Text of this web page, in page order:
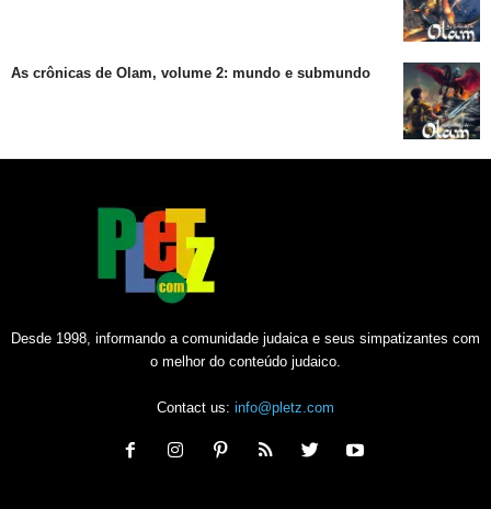
As crônicas de Olam, volume 2: mundo e submundo
Desde 1998, informando a comunidade judaica e seus simpatizantes com
o melhor do conteúdo judaico.
Contact us: info@pletz.com